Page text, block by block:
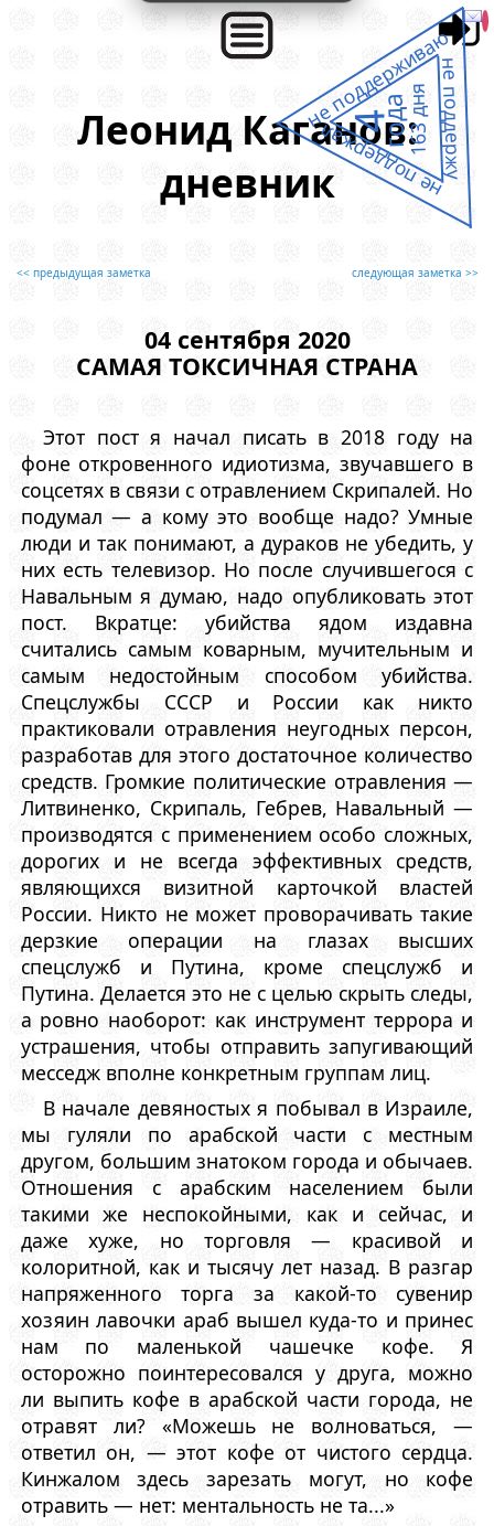
Леонид Каганов:
дневник
<< предыдущая заметка следующая заметка >>
04 сентября 2020
САМАЯ ТОКСИЧНАЯ СТРАНА
Этот пост я начал писать в 2018 году на
фоне откровенного идиотизма, звучавшего в
соцсетях в связи с отравлением Скрипалей. Но
подумал — а кому это вообще надо? Умные
люди и так понимают, а дураков не убедить, у
них есть телевизор. Но после случившегося с
Навальным я думаю, надо опубликовать этот
пост. Вкратце: убийства ядом издавна
считались самым коварным, мучительным и
самым недостойным способом убийства.
Спецслужбы СССР и России как никто
практиковали отравления неугодных персон,
разработав для этого достаточное количество
средств. Громкие политические отравления —
Литвиненко, Скрипаль, Гебрев, Навальный —
производятся с применением особо сложных,
дорогих и не всегда эффективных средств,
являющихся визитной карточкой властей
России. Никто не может проворачивать такие
дерзкие операции на глазах высших
спецслужб и Путина, кроме спецслужб и
Путина. Делается это не с целью скрыть следы,
а ровно наоборот: как инструмент террора и
устрашения, чтобы отправить запугивающий
месседж вполне конкретным группам лиц.
В начале девяностых я побывал в Израиле,
мы гуляли по арабской части с местным
другом, большим знатоком города и обычаев.
Отношения с арабским населением были
такими же неспокойными, как и сейчас, и
даже хуже, но торговля — красивой и
колоритной, как и тысячу лет назад. В разгар
напряженного торга за какой-то сувенир
хозяин лавочки араб вышел куда-то и принес
нам по маленькой чашечке кофе. Я
осторожно поинтересовался у друга, можно
ли выпить кофе в арабской части города, не
отравят ли? «Можешь не волноваться, —
ответил он, — этот кофе от чистого сердца.
Кинжалом здесь зарезать могут, но кофе
отравить — нет: ментальность не та...»
не поддержал
не поддерживаюне поддержу
4
года163 дня